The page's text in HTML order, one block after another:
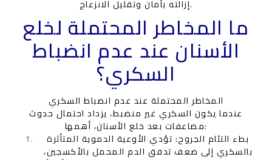
إزالته بأمان وتقليل الانزعاج.
ما المخاطر المحتملة لخلع
الأسنان عند عدم انضباط
السكري؟
المخاطر المحتملة عند عدم انضباط السكري
عندما يكون السكري غير منضبط، يزداد احتمال حدوث
مضاعفات بعد خلع الأسنان، أهمها:
بطء التئام الجروح: تؤدي الأوعية الدموية المتأثرة
بالسكري إلى ضعف تدفق الدم المحمل بالأكسجين،